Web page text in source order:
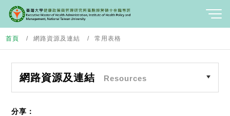
首頁 網路資源及連結 常用表格
網路資源及連結 Resources
分享：